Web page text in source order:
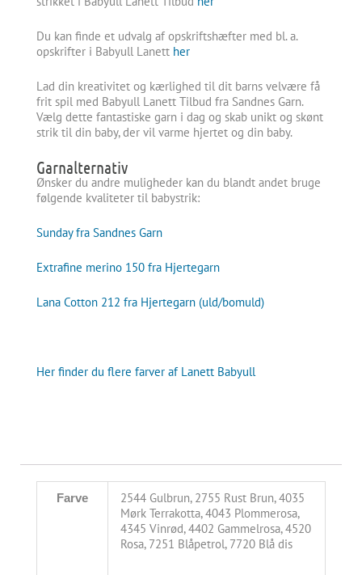
Du kan finde et udvalg af opskriftshæfter med bl. a.
opskrifter i Babyull Lanett her
Lad din kreativitet og kærlighed til dit barns velvære få
frit spil med Babyull Lanett Tilbud fra Sandnes Garn.
Vælg dette fantastiske garn i dag og skab unikt og skønt
strik til din baby, der vil varme hjertet og din baby.
Garnalternativ
Ønsker du andre muligheder kan du blandt andet bruge
følgende kvaliteter til babystrik:
Sunday fra Sandnes Garn
Extrafine merino 150 fra Hjertegarn
Lana Cotton 212 fra Hjertegarn (uld/bomuld)
Her finder du flere farver af Lanett Babyull
Farve
2544 Gulbrun, 2755 Rust Brun, 4035
Mørk Terrakotta, 4043 Plommerosa,
4345 Vinrød, 4402 Gammelrosa, 4520
Rosa, 7251 Blåpetrol, 7720 Blå dis